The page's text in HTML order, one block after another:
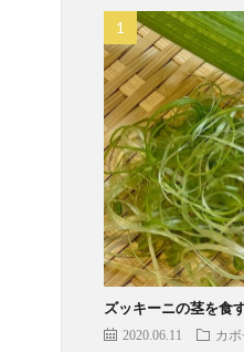
ズッキーニの茎を食
2020.06.11 カ